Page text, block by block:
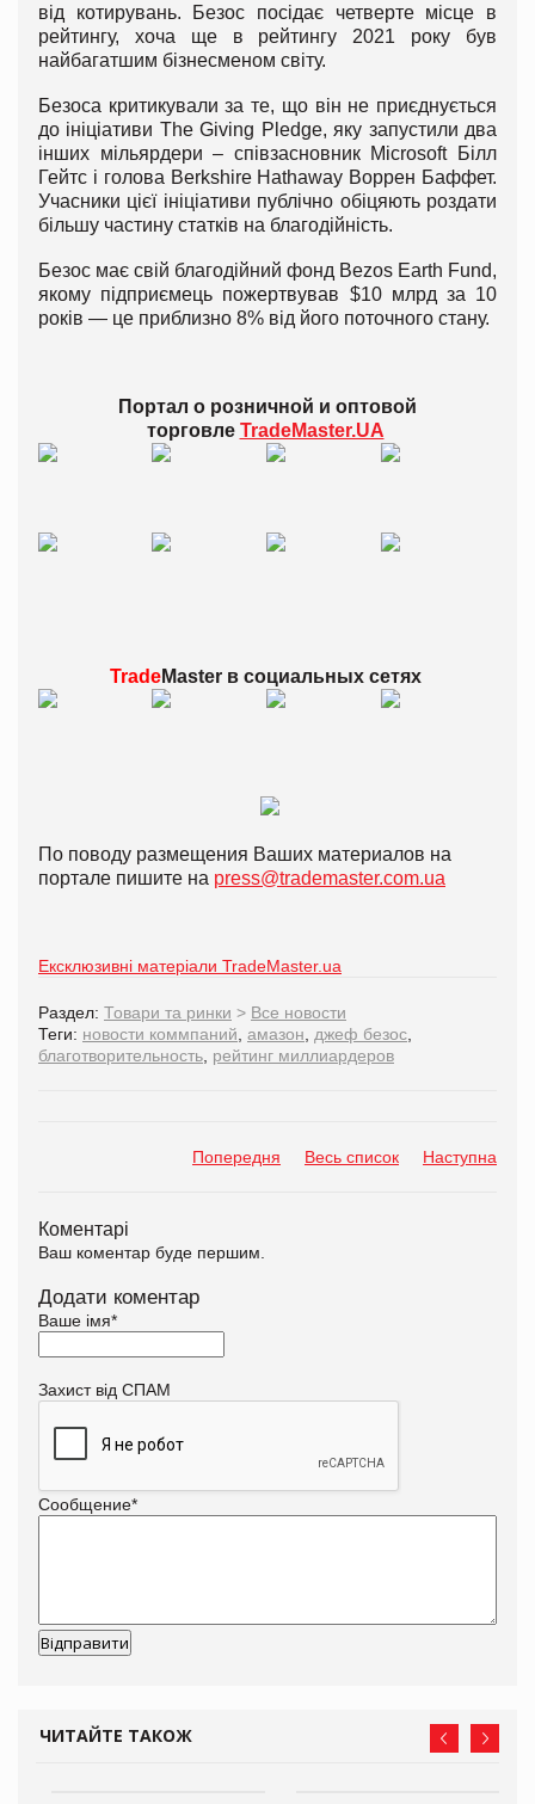
від котирувань. Безос посідає четверте місце в
рейтингу, хоча ще в рейтингу 2021 року був
найбагатшим бізнесменом світу.
Безоса критикували за те, що він не приєднується
до ініціативи The Giving Pledge, яку запустили два
інших мільярдери – співзасновник Microsoft Білл
Гейтс і голова Berkshire Hathaway Воррен Баффет.
Учасники цієї ініціативи публічно обіцяють роздати
більшу частину статків на благодійність.
Безос має свій благодійний фонд Bezos Earth Fund,
якому підприємець пожертвував $10 млрд за 10
років — це приблизно 8% від його поточного стану.
Портал о розничной и оптовой
торговле TradeMaster.UA
TradeMaster всоциальных сетях
По поводу размещения Ваших материалов на
портале пишите на press@trademaster.com.ua
Ексклюзивні матеріали TradeMaster.ua
Раздел: Товари та ринки > Все новости
Теги: новости коммпаний амазон джеф безос
благотворительность рейтинг миллиардеров
Попередня Весь список Наступна
Коментарі
Ваш коментар буде першим.
Додати коментар
Ваше імя*
Захист від СПАМ
Сообщение*
ЧИТАЙТЕ ТАКОЖ